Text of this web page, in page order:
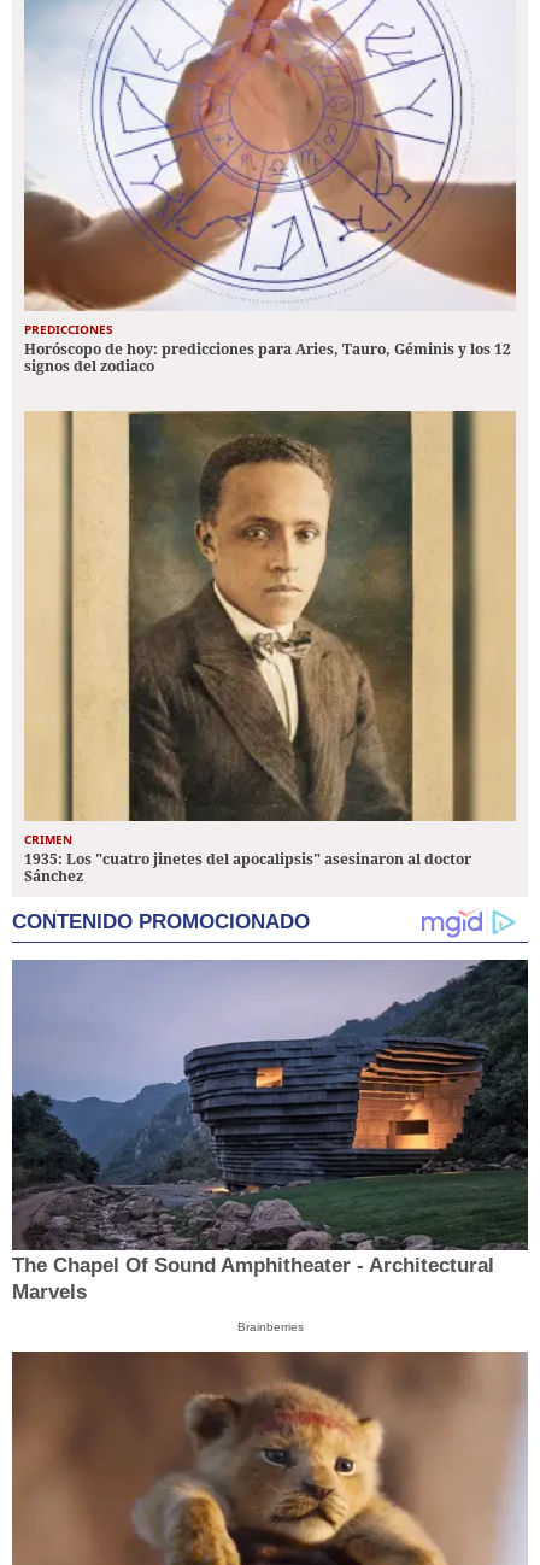
PREDICCIONES
Horóscopo de hoy: predicciones para Aries, Tauro, Géminis y los 12
signos del zodiaco
CRIMEN
1935: Los "cuatro jinetes del apocalipsis" asesinaron al doctor
Sánchez
CONTENIDO PROMOCIONADO
The Chapel Of Sound Amphitheater - Architectural
Marvels
Brainberries